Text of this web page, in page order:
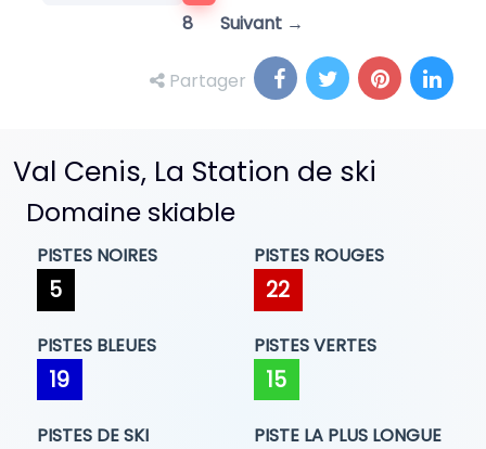
8
Suivant →
Partager
Val Cenis, La Station de ski
Domaine skiable
PISTES NOIRES
5
PISTES ROUGES
22
PISTES BLEUES
19
PISTES VERTES
15
PISTES DE SKI PISTE LA PLUS LONGUE